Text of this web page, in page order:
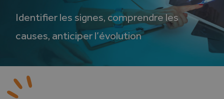
Blog
Annuaire des chirurgiens
for:
Identifier les signes, comprendre les
causes, anticiper l’évolution